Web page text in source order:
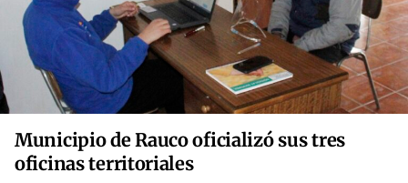
Municipio de Rauco oficializó sus tres
oficinas territoriales